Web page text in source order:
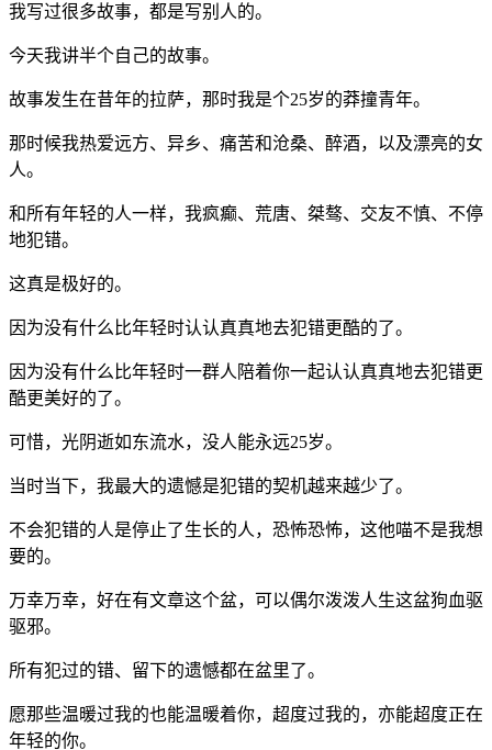
我写过很多故事，都是写别人的。
今天我讲半个自己的故事。
故事发生在昔年的拉萨，那时我是个25岁的莽撞青年。
那时候我热爱远方、异乡、痛苦和沧桑、醉酒，以及漂亮的女
人。
和所有年轻的人一样，我疯癫、荒唐、桀骜、交友不慎、不停
地犯错。
这真是极好的。
因为没有什么比年轻时认认真真地去犯错更酷的了。
因为没有什么比年轻时一群人陪着你一起认认真真地去犯错更
酷更美好的了。
可惜，光阴逝如东流水，没人能永远25岁。
当时当下，我最大的遗憾是犯错的契机越来越少了。
不会犯错的人是停止了生长的人，恐怖恐怖，这他喵不是我想
要的。
万幸万幸，好在有文章这个盆，可以偶尔泼泼人生这盆狗血驱
驱邪。
所有犯过的错、留下的遗憾都在盆里了。
愿那些温暖过我的也能温暖着你，超度过我的，亦能超度正在
年轻的你。